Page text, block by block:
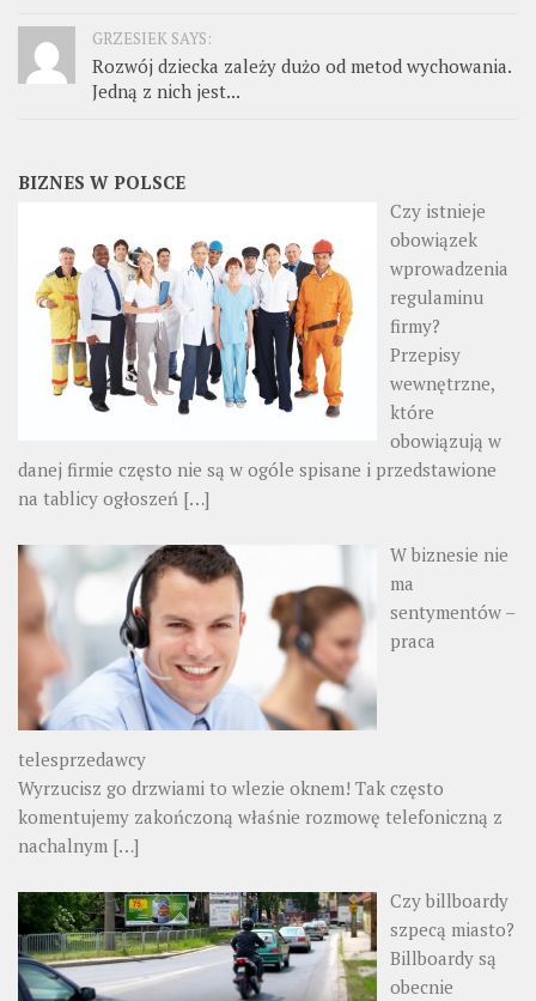
GRZESIEK SAYS:
Rozwój dziecka zależy dużo od metod wychowania.
Jedną z nich jest...
BIZNES W POLSCE
Czy istnieje
obowiązek
wprowadzenia
regulaminu
firmy?
Przepisy
wewnętrzne,
które
obowiązują w
danej firmie często nie są w ogóle spisane i przedstawione
na tablicy ogłoszeń […]
W biznesie nie
ma
sentymentów –
praca
telesprzedawcy
Wyrzucisz go drzwiami to wlezie oknem! Tak często
komentujemy zakończoną właśnie rozmowę telefoniczną z
nachalnym […]
Czy billboardy
szpecą miasto?
Billboardy są
obecnie